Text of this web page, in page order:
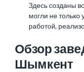
Здесь созданы
могли не только
работой,
Обзор
Шымкент